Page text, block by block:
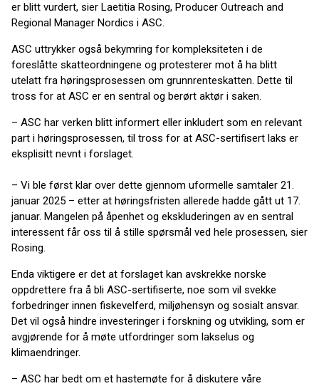
er blitt vurdert, sier Laetitia Rosing, Producer Outreach and
Regional Manager Nordics i ASC.
ASC uttrykker også bekymring for kompleksiteten i de
foreslåtte skatteordningene og protesterer mot å ha blitt
utelatt fra høringsprosessen om grunnrenteskatten. Dette til
tross for at ASC er en sentral og berørt aktør i saken.
– ASC har verken blitt informert eller inkludert som en relevant
part i høringsprosessen, til tross for at ASC-sertifisert laks er
eksplisitt nevnt i forslaget.
– Vi ble først klar over dette gjennom uformelle samtaler 21.
januar 2025 – etter at høringsfristen allerede hadde gått ut 17.
januar. Mangelen på åpenhet og ekskluderingen av en sentral
interessent får oss til å stille spørsmål ved hele prosessen, sier
Rosing.
Enda viktigere er det at forslaget kan avskrekke norske
oppdrettere fra å bli ASC-sertifiserte, noe som vil svekke
forbedringer innen fiskevelferd, miljøhensyn og sosialt ansvar.
Det vil også hindre investeringer i forskning og utvikling, som er
avgjørende for å møte utfordringer som lakselus og
klimaendringer.
– ASC har bedt om et hastemøte for å diskutere våre